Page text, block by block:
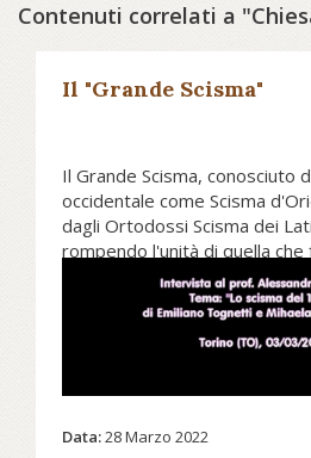
Contenuti correlati a
Il "Grande Scisma"
Il Grande Scisma, conosciuto
occidentale come Scisma
dagli Ortodossi Scisma dei
rompendo l'unità di quella che
dell'Impero romano basata
divise la Cristianità
cattolica occidentale, che
concetto del primato del
Chiesa ortodossa orientale,
rappresentare la continuità
del primo millennio, senza
Data:28 Marzo 2022